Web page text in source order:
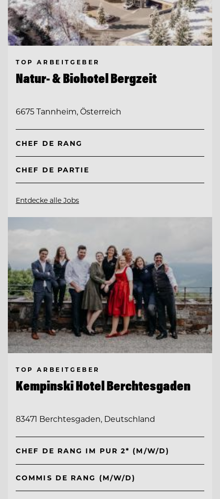
TOP ARBEITGEBER
Natur- & Biohotel Bergzeit
6675 Tannheim, Österreich
CHEF DE RANG
CHEF DE PARTIE
Entdecke alle Jobs
TOP ARBEITGEBER
Kempinski Hotel Berchtesgaden
83471 Berchtesgaden, Deutschland
CHEF DE RANG IM PUR 2* (M/W/D)
COMMIS DE RANG (M/W/D)